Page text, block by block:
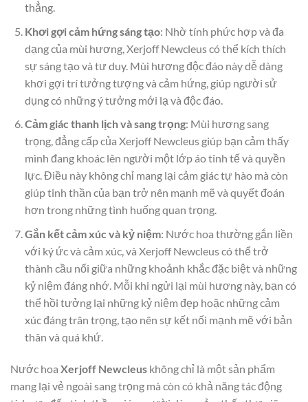
thẳng.
Khơi gợi cảm hứng sáng tạo: Nhờ tính phức hợp và đa
dạng của mùi hương, Xerjoff Newcleus có thể kích thích
sự sáng tạo và tư duy. Mùi hương độc đáo này dễ dàng
khơi gợi trí tưởng tượng và cảm hứng, giúp người sử
dụng có những ý tưởng mới lạ và độc đáo.
Cảm giác thanh lịch và sang trọng: Mùi hương sang
trọng, đẳng cấp của Xerjoff Newcleus giúp bạn cảm thấy
mình đang khoác lên người một lớp áo tinh tế và quyền
lực. Điều này không chỉ mang lại cảm giác tự hào mà còn
giúp tinh thần của bạn trở nên mạnh mẽ và quyết đoán
hơn trong những tình huống quan trọng.
Gắn kết cảm xúc và kỷ niệm: Nước hoa thường gắn liền
với ký ức và cảm xúc, và Xerjoff Newcleus có thể trở
thành cầu nối giữa những khoảnh khắc đặc biệt và những
kỷ niệm đáng nhớ. Mỗi khi ngửi lại mùi hương này, bạn có
thể hồi tưởng lại những kỷ niệm đẹp hoặc những cảm
xúc đáng trân trọng, tạo nên sự kết nối mạnh mẽ với bản
thân và quá khứ.
Nước hoa Xerjoff Newcleus không chỉ là một sản phẩm
mang lại vẻ ngoài sang trọng mà còn có khả năng tác động